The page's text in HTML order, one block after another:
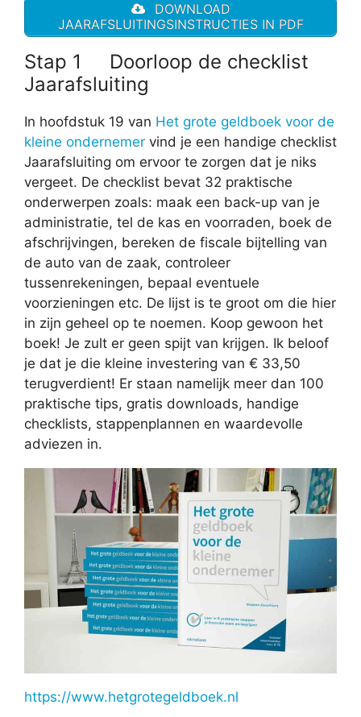
DOWNLOAD
JAARAFSLUITINGSINSTRUCTIES IN PDF
Stap 1 Doorloop de checklist
Jaarafsluiting
In hoofdstuk 19 van Het grote geldboek voor de
kleine ondernemer vind je een handige checklist
Jaarafsluiting om ervoor te zorgen dat je niks
vergeet. De checklist bevat 32 praktische
onderwerpen zoals: maak een back-up van je
administratie, tel de kas en voorraden, boek de
afschrijvingen, bereken de fiscale bijtelling van
de auto van de zaak, controleer
tussenrekeningen, bepaal eventuele
voorzieningen etc. De lijst is te groot om die hier
in zijn geheel op te noemen. Koop gewoon het
boek! Je zult er geen spijt van krijgen. Ik beloof
je dat je die kleine investering van € 33,50
terugverdient! Er staan namelijk meer dan 100
praktische tips, gratis downloads, handige
checklists, stappenplannen en waardevolle
adviezen in.
https://www.hetgrotegeldboek.nl